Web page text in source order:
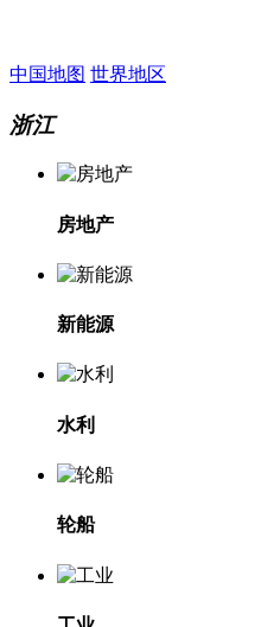
中国地图 世界地区
浙江
房地产
新能源
水利
轮船